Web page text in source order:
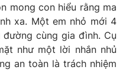
mong con hiểu rằng ma
xa. Một em nhỏ mới 4
cùng gia đình. Cụ
như một lời nhắn nhủ
an toàn là trách nhiệm